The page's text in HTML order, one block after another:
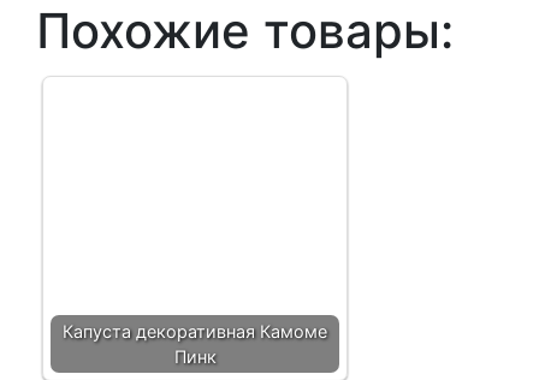
Похожие товары:
Капуста декоративная Камоме
Пинк